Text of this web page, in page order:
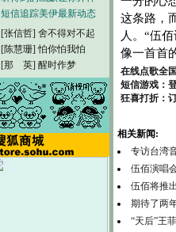
短信追踪美伊最新动态
[张信哲] 舍不得对不起
[陈慧珊] 怕你怕我怕
[那 英] 醒时作梦
这条路，
人。“伍
像一首首
在线点歌全
短信游戏：
狂喜打折：
相关新闻:
专访台湾
伍佰演唱
伍佰将推
期待了两
“天后”王